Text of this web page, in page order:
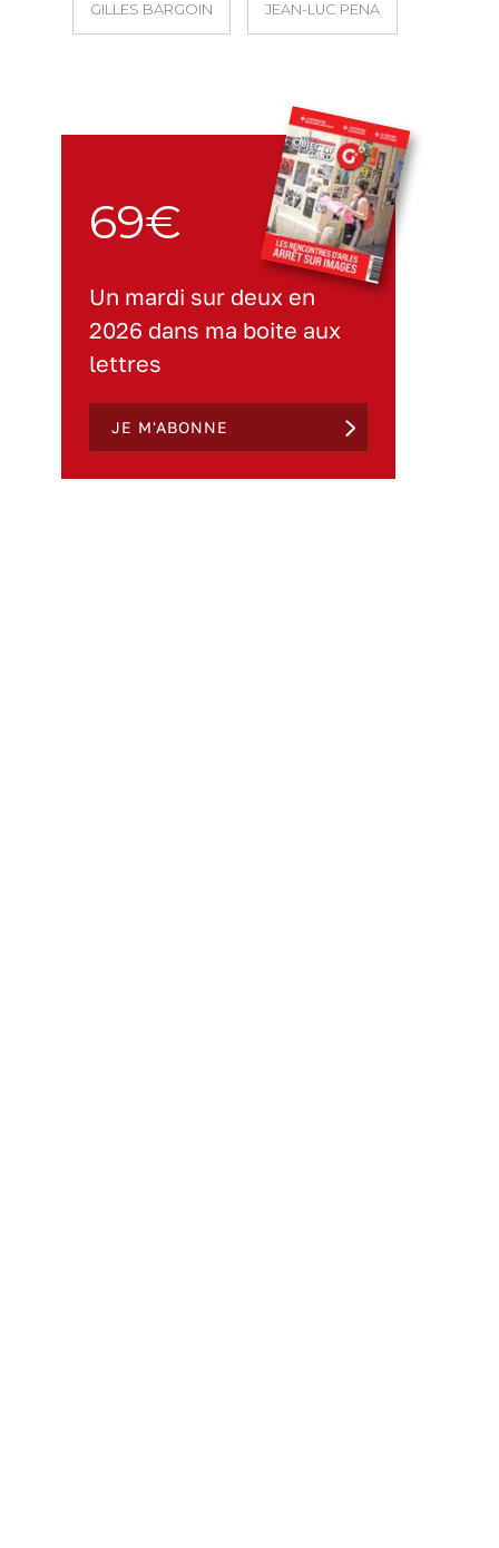
GILLES BARGOIN JEAN-LUC PENA
69€
Un mardi sur deux en
2026 dans ma boite aux
lettres
JE M'ABONNE